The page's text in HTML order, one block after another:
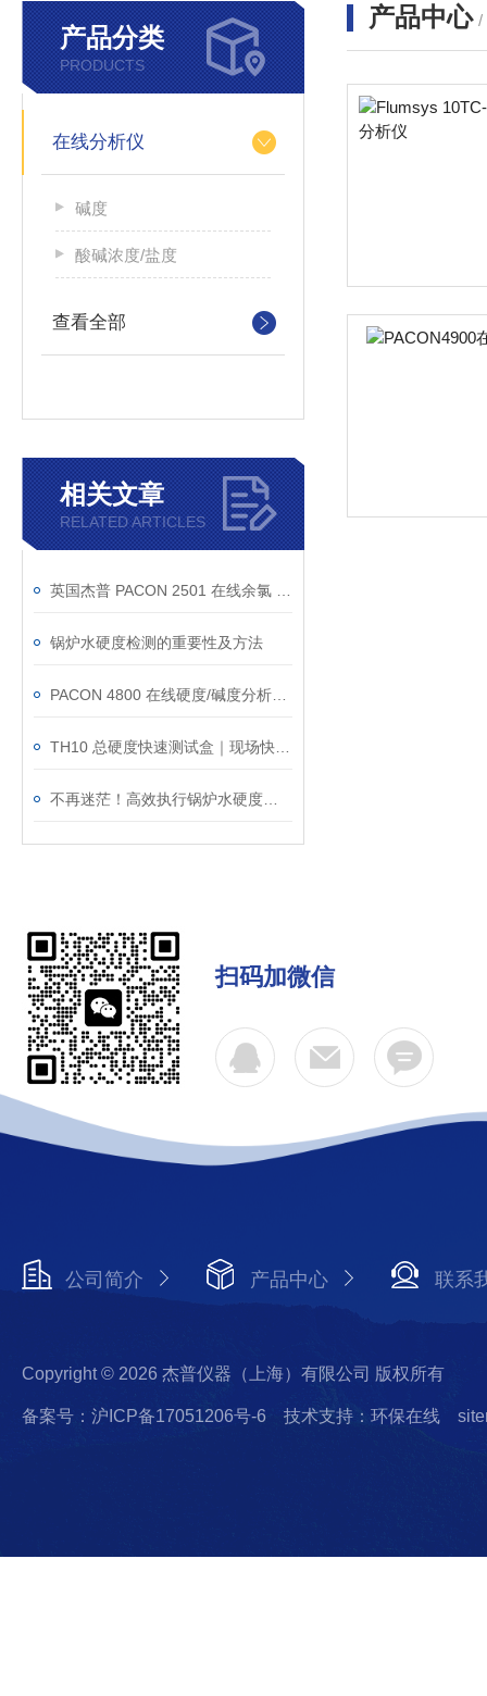
产品分类
PRODUCTS
在线分析仪
碱度
酸碱浓度/盐度
查看全部
相关文章
RELATED ARTICLES
锅炉水硬度检测的重要性及方法
产品中心 /
扫码加微信
公司简介 产品中心 联系
Copyright © 2026 杰普仪器（上海）有限公司 版权所有
备案号：沪ICP备17051206号-6 技术支持：环保在线